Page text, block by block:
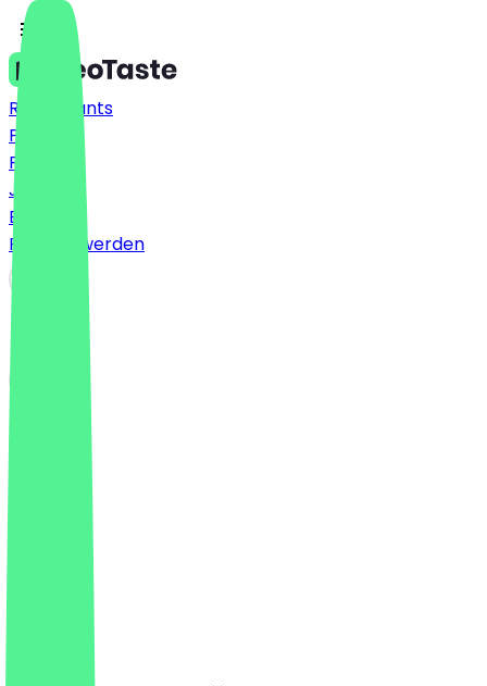
Restaurants
Preise
FAQ
Jobs
Blog
Partner werden